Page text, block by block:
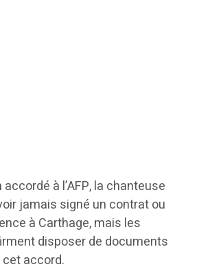
à l’AFP, la chanteuse
jamais signé un contrat ou
à Carthage, mais les
disposer de documents
accord.